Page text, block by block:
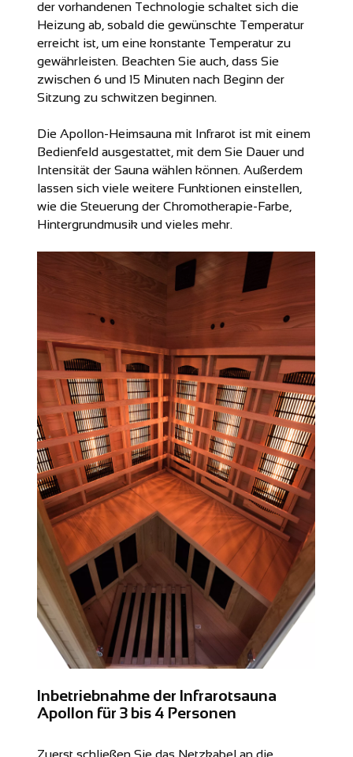
der vorhandenen Technologie schaltet sich die
Heizung ab, sobald die gewünschte Temperatur
erreicht ist, um eine konstante Temperatur zu
gewährleisten. Beachten Sie auch, dass Sie
zwischen 6 und 15 Minuten nach Beginn der
Sitzung zu schwitzen beginnen.
Die Apollon-Heimsauna mit Infrarot ist mit einem
Bedienfeld ausgestattet, mit dem Sie Dauer und
Intensität der Sauna wählen können. Außerdem
lassen sich viele weitere Funktionen einstellen,
wie die Steuerung der Chromotherapie-Farbe,
Hintergrundmusik und vieles mehr.
Inbetriebnahme der Infrarotsauna
Apollon für 3 bis 4 Personen